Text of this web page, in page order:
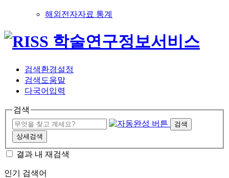
해외전자자료 통계
검색환경설정
검색도움말
다국어입력
검색
검색
상세검색
결과 내 재검색
인기 검색어